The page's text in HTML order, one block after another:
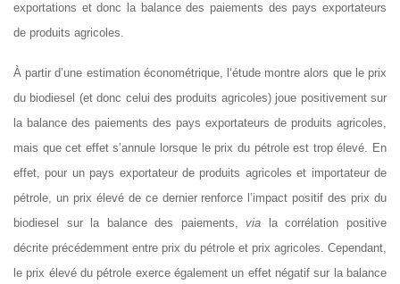
exportations et donc la balance des paiements des pays exportateurs
de produits agricoles.
À partir d’une estimation économétrique, l ‘étude montrealors que leprix
du biodiesel (et donc celui des produits agricoles) joue positivement sur
la balance des paiements des pays exportateurs de produits agricoles,
mais quecet effet s’annule lorsque le prix du pétrole est trop élevé. En
effet, pour un pays exportateur de produits agricoleset importateur de
pétrole, un prix élevé de ce dernierrenforce l’impact positif des prixdu
biodiesel
sur la balance des paiements, via
la corrélation positive
décrite précédemment entre prix du pétrole et prix agricoles. Cependant,
le prix élevé du pétrole exerce également un effet négatif sur la balance